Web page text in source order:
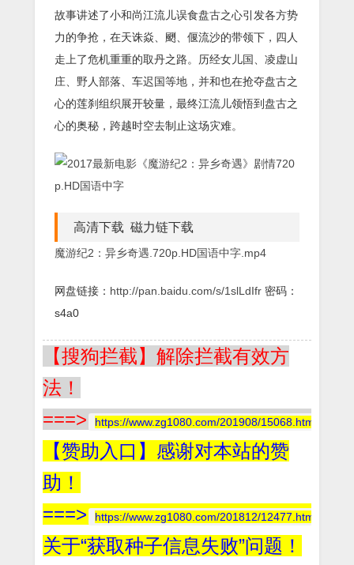
故事讲述了小和尚江流儿误食盘古之心引发各方势
力的争抢，在天诛焱、颲、偃流沙的带领下，四人
走上了危机重重的取丹之路。历经女儿国、凌虚山
庄、野人部落、车迟国等地，并和也在抢夺盘古之
心的莲刹组织展开较量，最终江流儿领悟到盘古之
心的奥秘，跨越时空去制止这场灾难。
高清下载 磁力链下载
魔游纪2：异乡奇遇.720p.HD国语中字.mp4
网盘链接： http://pan.baidu.com/s/1slLdIfr 密码：
s4a0
【搜狗拦截】解除拦截有效方
法！
===>
https://www.zg1080.com/201908/15068.html
【赞助入口】感谢对本站的赞
助！
===>
https://www.zg1080.com/201812/12477.html
关于“获取种子信息失败”问题！